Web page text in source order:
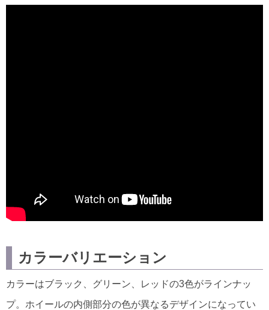
カラーバリエーション
カラーはブラック、グリーン、レッドの3色がラインナッ
プ。ホイールの内側部分の色が異なるデザインになってい